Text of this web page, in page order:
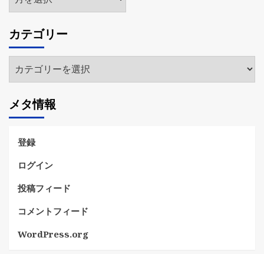
ー
イ
ブ
カテゴリー
テ
リ
ー
メタ情報
登録
ログイン
投稿フィード
コメントフィード
WordPress.org